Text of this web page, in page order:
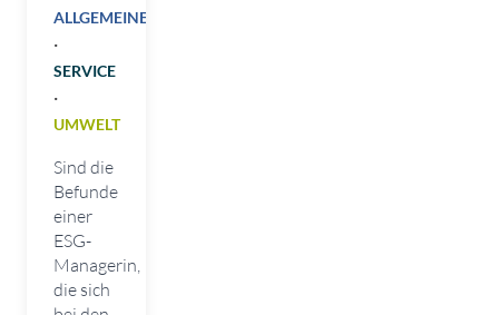
ALLGEMEINES
·
SERVICE
·
UMWELT
Sind die
Befunde
einer
ESG-
Managerin,
die sich